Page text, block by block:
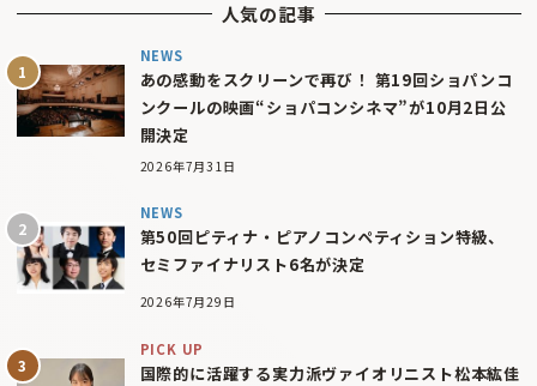
人気の記事
NEWS
あの感動をスクリーンで再び！ 第19回ショパンコ
ンクールの映画“ショパコンシネマ”が10月2日公
開決定
2026年7月31日
NEWS
第50回ピティナ・ピアノコンペティション特級、
セミファイナリスト6名が決定
2026年7月29日
PICK UP
国際的に活躍する実力派ヴァイオリニスト松本紘佳